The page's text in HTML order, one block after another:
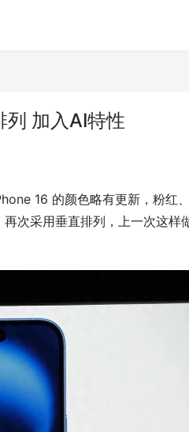
加入AI特性
16 的颜色略有更新，粉红
次采用垂直排列，上一次这样